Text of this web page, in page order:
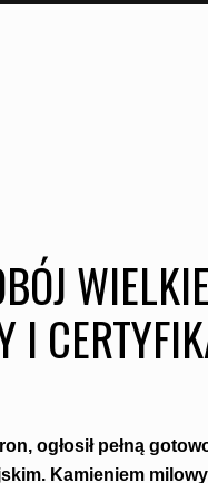
I
ogłosił pełną
Kamieniem